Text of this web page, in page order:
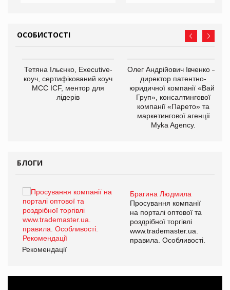
ОСОБИСТОСТІ
Тетяна Ільєнко, Executive-
коуч, сертифікований коуч
МСС ICF, ментор для
лідерів
Олег Андрійович Івченко —
директор патентно-
юридичної компанії «Вайз
Груп», консалтингової
компанії «Парето» та
маркетингової агенції
Myka Agency.
БЛОГИ
Брагина Людмила
Просування компанії
на порталі оптової та
роздрібної торгівлі
www.trademaster.ua.
правила. Особливості.
Рекомендації